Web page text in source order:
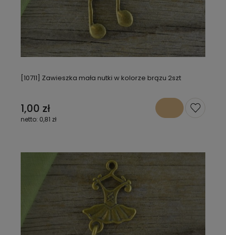
[10711] Zawieszka mała nutki w kolorze brązu 2szt
1,00 zł
0,81 zł